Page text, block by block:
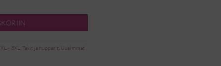
- 3XL Takit ja hupparit Uusimmat